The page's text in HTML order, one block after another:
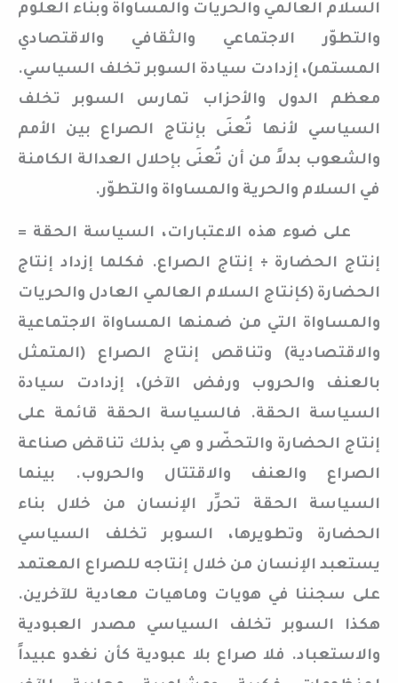
السلام العالمي والحريات والمساواة وبناء العلوم
والتطوّر الاجتماعي والثقافي والاقتصادي
المستمر)، إزدادت سيادة السوبر تخلف السياسي.
معظم الدول والأحزاب تمارس السوبر تخلف
السياسي لأنها تُعنَى بإنتاج الصراع بين الأمم
والشعوب بدلاً من أن تُعنَى بإحلال العدالة الكامنة
في السلام والحرية والمساواة والتطوّر.
على ضوء هذه الاعتبارات، السياسة الحقة =
إنتاج الحضارة ÷ إنتاج الصراع. فكلما إزداد إنتاج
الحضارة (كإنتاج السلام العالمي العادل والحريات
والمساواة التي من ضمنها المساواة الاجتماعية
والاقتصادية) وتناقص إنتاج الصراع (المتمثل
بالعنف والحروب ورفض الآخر)، إزدادت سيادة
السياسة الحقة. فالسياسة الحقة قائمة على
إنتاج الحضارة والتحضّر و هي بذلك تناقض صناعة
الصراع والعنف والاقتتال والحروب. بينما
السياسة الحقة تحرِّر الإنسان من خلال بناء
الحضارة وتطويرها، السوبر تخلف السياسي
يستعبد الإنسان من خلال إنتاجه للصراع المعتمد
على سجننا في هويات وماهيات معادية للآخرين.
هكذا السوبر تخلف السياسي مصدر العبودية
والاستعباد. فلا صراع بلا عبودية كأن نغدو عبيداً